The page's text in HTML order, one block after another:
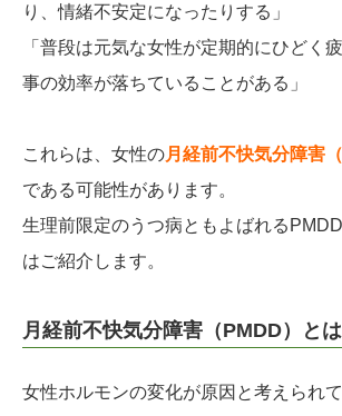
り、情緒不安定になったりする」
「普段は元気な女性が定期的にひどく
事の効率が落ちていることがある」
これらは、女性の月経前不快気分障害
である可能性があります。
生理前限定のうつ病ともよばれる
はご紹介します。
月経前不快気分障害（PMDD）とは
女性ホルモンの変化が原因と考えられ